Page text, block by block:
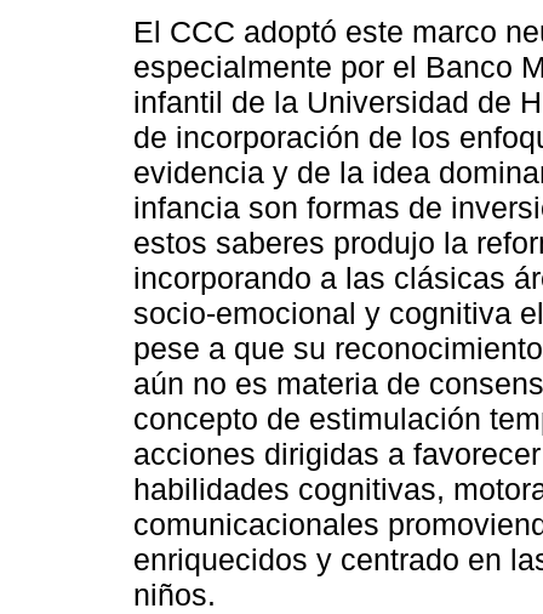
El CCC adoptó este marco
especialmente por el Banco
infantil de la Universidad de
de incorporación de los
evidencia y de la idea
infancia son formas de
estos saberes produjo la
incorporando a las clásicas
socio-emocional y cognitiva
pese a que su
aún no es materia de
concepto de estimulación
acciones dirigidas a
habilidades cognitivas,
comunicacionales
enriquecidos y centrado en
niños.